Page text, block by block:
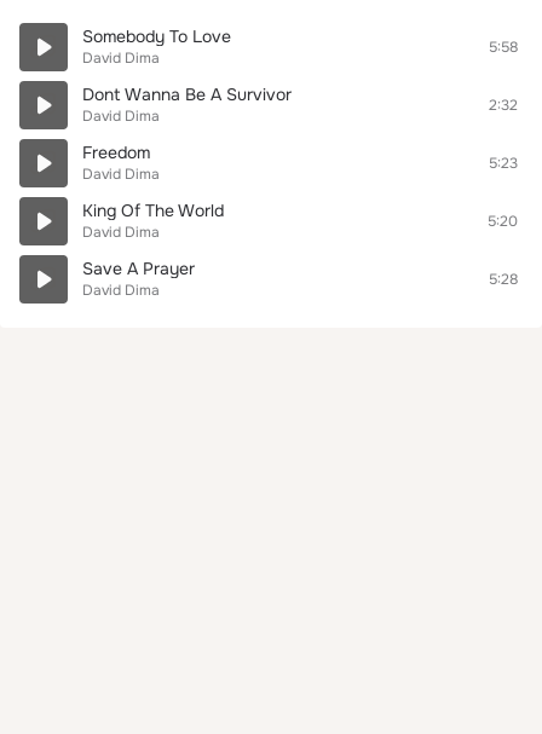
Somebody To Love
David Dima
5:58
Dont Wanna Be A Survivor
David Dima
2:32
Freedom
David Dima
5:23
King Of The World
David Dima
5:20
Save A Prayer
David Dima
5:28